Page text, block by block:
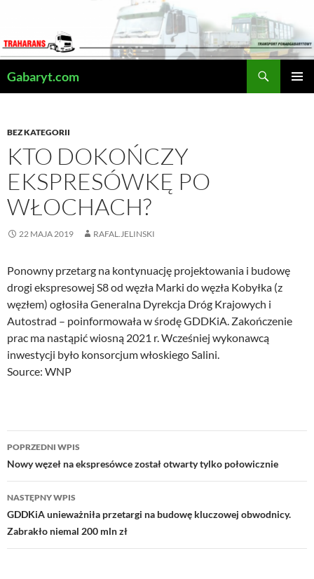
treści
Gabaryt.com
BEZ KATEGORII
KTO DOKOŃCZY
EKSPRESÓWKĘ PO
WŁOCHACH?
22 MAJA 2019 RAFAL.JELINSKI
Ponowny przetarg na kontynuację projektowania i budowę
drogi ekspresowej S8 od węzła Marki do węzła Kobyłka (z
węzłem) ogłosiła Generalna Dyrekcja Dróg Krajowych i
Autostrad – poinformowała w środę GDDKiA. Zakończenie
prac ma nastąpić wiosną 2021 r. Wcześniej wykonawcą
inwestycji było konsorcjum włoskiego Salini.
Source: WNP
Nawigacja
wpisu
POPRZEDNI WPIS
Nowy węzeł na ekspresówce został otwarty tylko połowicznie
NASTĘPNY WPIS
GDDKiA unieważniła przetargi na budowę kluczowej obwodnicy.
Zabrakło niemal 200 mln zł